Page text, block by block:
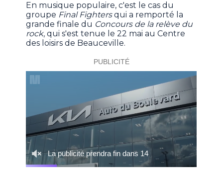
En musique populaire, c'est le cas du
groupe Final Fightersqui a remporté la
grande finale du Concours de la relève du
rock, qui s'est tenue le 22 mai au Centre
des loisirs de Beauceville.